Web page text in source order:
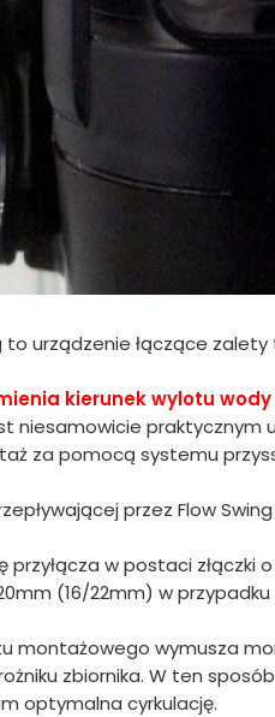
to urządzenie łączące
kierunek wylotu wody
niesamowicie
za pomocą systemu
przez Flow
przyłącza w postaci
(16/22mm) w przypadku
montażowego wymusza
zbiornika. W ten
optymalna cyrkulację.